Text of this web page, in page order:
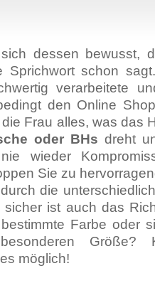
dessen bewusst,
Sprichwort schon
verarbeitete
den Online
Frau alles, was das
oder BHs dreht
wieder
Sie zu
die
ist auch das
Farbe oder
Größe?
möglich!